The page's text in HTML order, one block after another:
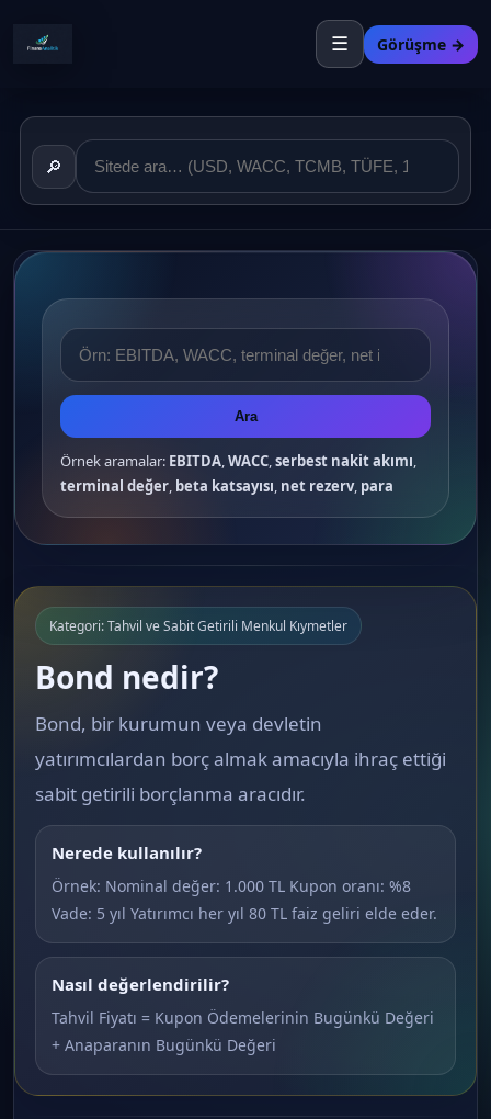
☰ Görüşme →
🔎
Ara
Örnek aramalar: EBITDA,WACC,serbest nakit akımı,
terminal değer, beta katsayısı, net rezerv, para
Kategori: Tahvil ve Sabit Getirili Menkul Kıymetler
Bond nedir?
Bond, bir kurumun veya devletin
yatırımcılardan borç almak amacıyla ihraç ettiği
sabit getirili borçlanma aracıdır.
Nerede kullanılır?
Örnek: Nominal değer: 1.000 TL Kupon oranı: %8
Vade: 5 yıl Yatırımcı her yıl 80 TL faiz geliri elde eder.
Nasıl değerlendirilir?
Tahvil Fiyatı = Kupon Ödemelerinin Bugünkü Değeri
+ Anaparanın Bugünkü Değeri